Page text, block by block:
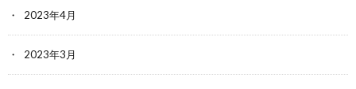
2023年4月
2023年3月